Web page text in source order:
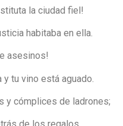
la ciudad fiel!
habitaba en ella.
asesinos!
tu vino está aguado.
y cómplices de ladrones;